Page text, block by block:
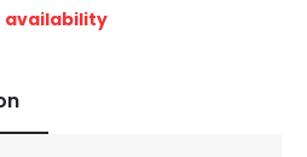
availability